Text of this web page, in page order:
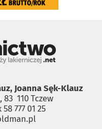
Joanna Sęk-Klauz
110 Tczew
777 01 25